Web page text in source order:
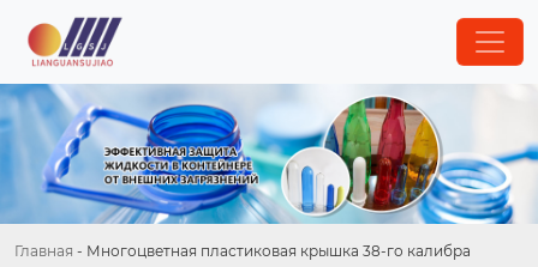
Главная - Многоцветная пластиковая крышка 38-го калибра